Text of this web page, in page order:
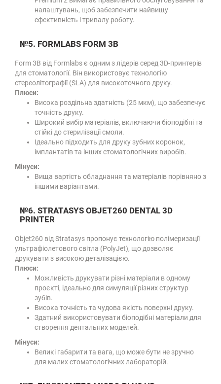
налаштувань, щоб забезпечити найвищу
ефективність і тривалу роботу.
№5. FORMLABS FORM 3B
Form 3B від Formlabs є одним з лідерів серед 3D-принтерів
для стоматології. Він використовує технологію
стереолітографії (SLA) для високоточного друку.
Плюси:
Висока роздільна здатність (25 мкм), що забезпечує
точність друку.
Широкий вибір матеріалів, включаючи біоподібні та
стійкі до стерилізації смоли.
Ідеально підходить для друку зубних коронок,
імплантатів та інших стоматологічних виробів.
Мінуси:
Вища вартість обладнання та матеріалів порівняно з
іншими варіантами.
№6. STRATASYS OBJET260 DENTAL 3D
PRINTER
Objet260 від Stratasys пропонує технологію полімеризації
ультрафіолетового світла (PolyJet), що дозволяє
друкувати з високою деталізацією.
Плюси:
Можливість друкувати різні матеріали в одному
проєкті, ідеально для симуляції різних структур
зубів.
Висока точність та чудова якість поверхні друку.
Здатний використовувати біоподібні матеріали для
створення дентальних моделей.
Мінуси:
Великі габарити та вага, що може бути не зручно
для малих стоматологічних лабораторій.